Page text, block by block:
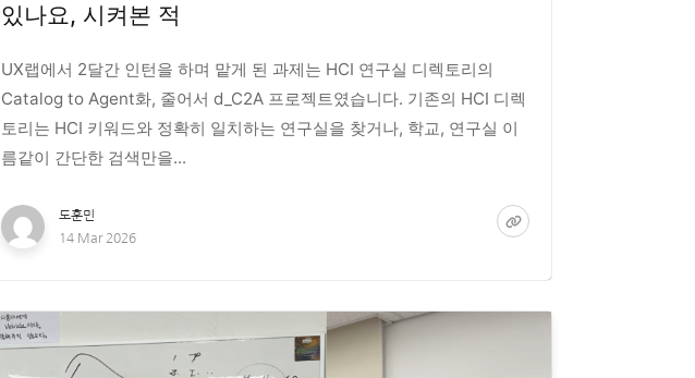
있나요, 시켜본 적
UX랩에서 2달간 인턴을 하며 맡게 된 과제는 HCI 연구실 디렉토리의
Catalog to Agent화, 줄어서 d_C2A 프로젝트였습니다. 기존의 HCI 디렉
토리는 HCI 키워드와 정확히 일치하는 연구실을 찾거나, 학교, 연구실 이
름같이 간단한 검색만을...
도훈민
14 Mar 2026